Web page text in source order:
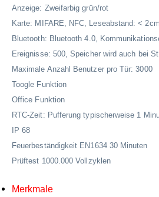
Anzeige: Zweifarbig grün/rot
Karte: MIFARE, NFC, Leseabstand: < 2cm
Bluetooth: Bluetooth 4.0,
Ereignisse: 500, Speicher wird auch bei
Maximale Anzahl Benutzer pro Tür: 3000
Toogle Funktion
Office Funktion
RTC-Zeit: Pufferung typischerweise 1
IP 68
Feuerbeständigkeit EN1634 30 Minuten
Prüftest 1000.000 Vollzyklen
Merkmale